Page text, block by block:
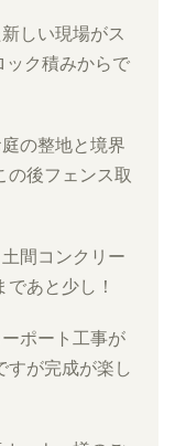
しい現場がス
ック積みからで
の整地と境界
の後フェンス取
間コンクリー
であと少し！
ポート工事が
すが完成が楽し